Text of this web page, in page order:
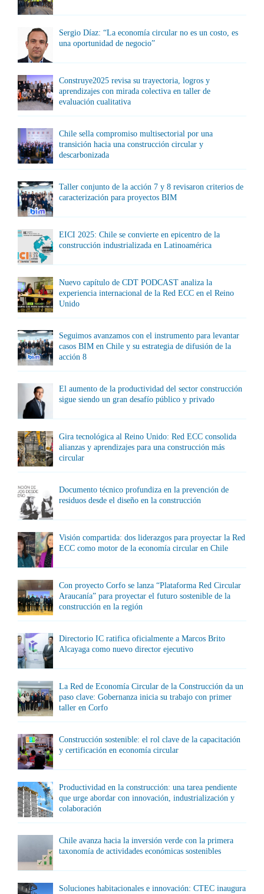
Sergio Díaz: “La economía circular no es un costo, es
una oportunidad de negocio”
Construye2025 revisa su trayectoria, logros y
aprendizajes con mirada colectiva en taller de
evaluación cualitativa
Chile sella compromiso multisectorial por una
transición hacia una construcción circular y
descarbonizada
Taller conjunto de la acción 7 y 8 revisaron criterios de
caracterización para proyectos BIM
EICI 2025: Chile se convierte en epicentro de la
construcción industrializada en Latinoamérica
Nuevo capítulo de CDT PODCAST analiza la
experiencia internacional de la Red ECC en el Reino
Unido
Seguimos avanzamos con el instrumento para levantar
casos BIM en Chile y su estrategia de difusión de la
acción 8
El aumento de la productividad del sector construcción
sigue siendo un gran desafío público y privado
Gira tecnológica al Reino Unido: Red ECC consolida
alianzas y aprendizajes para una construcción más
circular
Documento técnico profundiza en la prevención de
residuos desde el diseño en la construcción
Visión compartida: dos liderazgos para proyectar la Red
ECC como motor de la economía circular en Chile
Con proyecto Corfo se lanza “Plataforma Red Circular
Araucanía” para proyectar el futuro sostenible de la
construcción en la región
Directorio IC ratifica oficialmente a Marcos Brito
Alcayaga como nuevo director ejecutivo
La Red de Economía Circular de la Construcción da un
paso clave: Gobernanza inicia su trabajo con primer
taller en Corfo
Construcción sostenible: el rol clave de la capacitación
y certificación en economía circular
Productividad en la construcción: una tarea pendiente
que urge abordar con innovación, industrialización y
colaboración
Chile avanza hacia la inversión verde con la primera
taxonomía de actividades económicas sostenibles
Soluciones habitacionales e innovación: CTEC inaugura